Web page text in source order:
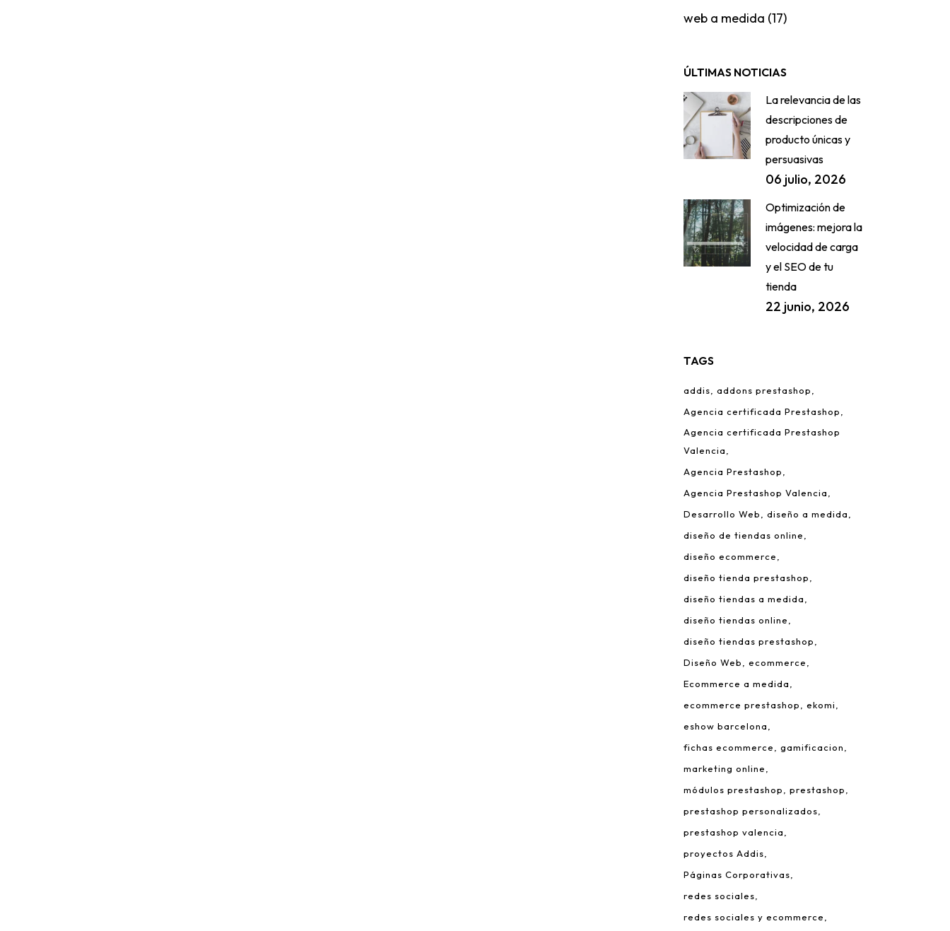
web a medida (17)
ÚLTIMAS NOTICIAS
La relevancia de las
descripciones de
producto únicas y
persuasivas
06 julio, 2026
Optimización de
imágenes: mejora la
velocidad de carga
y el SEO de tu
tienda
22 junio, 2026
TAGS
addis
addons prestashop
Agencia certificada Prestashop
Agencia certificada Prestashop
Valencia
Agencia Prestashop
Agencia Prestashop Valencia
Desarrollo Web
diseño a medida
diseño de tiendas online
diseño ecommerce
diseño tienda prestashop
diseño tiendas a medida
diseño tiendas online
diseño tiendas prestashop
Diseño Web
ecommerce
Ecommerce a medida
ecommerce prestashop
ekomi
eshow barcelona
fichas ecommerce
gamificacion
marketing online
módulos prestashop
prestashop
prestashop personalizados
prestashop valencia
proyectos Addis
Páginas Corporativas
redes sociales
redes sociales y ecommerce
C/ Leonardo da Vinci, 22.
Parque Tecnológico de Valencia.
46980 Paterna – Valencia
info@addis.es
(+34) 96 134 46 64